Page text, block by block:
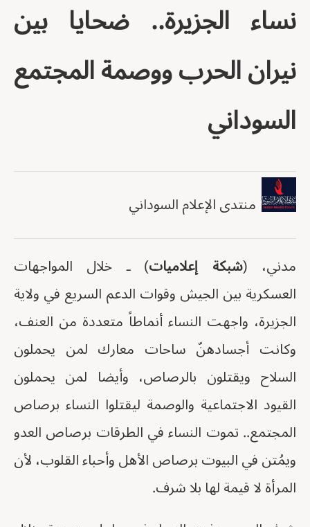
نساء الجزيرة.. ضحايا بين
نيران الحرب ووصمة المجتمع
السوداني
منتدى الإعلام السوداني
مدني، (شبكة إعلاميات) ـ خلال المواجهات
العسكرية بين الجيش وقوات الدعم السريع في ولاية
الجزيرة، واجهت النساء أنماطاً متعددة من العنف،
وكانت أجسادهنّ ساحات معارك لمن يحملون
السلاح ويقتلون بالرصاص، وأيضا لمن يحملون
القيود الاجتماعية والوصمة ليقتلوا النساء برصاص
المجتمع.. تموت النساء في الطرقات برصاص العدو
ويمُتن في البيوت برصاص الأهل وأحباء القلوب، لأن
المرأة لا قيمة لها بلا شرف.